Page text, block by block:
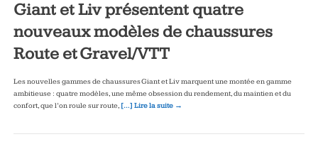
Giant et Liv présentent quatre
nouveaux modèles de chaussures
Route et Gravel/VTT
Les nouvelles gammes de chaussures Giant et Liv marquent une montée en gamme
ambitieuse : quatre modèles, une même obsession du rendement, du maintien et du
confort, que l’on roule sur route, […] Lire la suite →